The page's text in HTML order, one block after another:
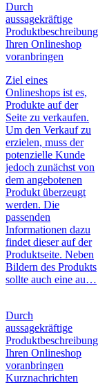
Durch
aussagekräftige
Produktbeschreibung
Ihren Onlineshop
voranbringen
Ziel eines
Onlineshops ist es,
Produkte auf der
Seite zu verkaufen.
Um den Verkauf zu
erzielen, muss der
potenzielle Kunde
jedoch zunächst von
dem angebotenen
Produkt überzeugt
werden. Die
passenden
Informationen dazu
findet dieser auf der
Produktseite. Neben
Bildern des Produkts
sollte auch eine au…
Durch
aussagekräftige
Produktbeschreibung
Ihren Onlineshop
voranbringen
Kurznachrichten